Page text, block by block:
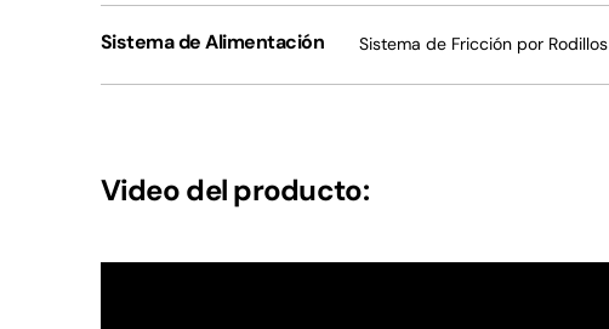
Sistema de Alimentación Sistema de Fricción por Rodillos
Video del producto: